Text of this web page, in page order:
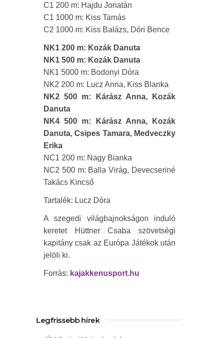
C1 200 m: Hajdu Jonatán
C1 1000 m: Kiss Tamás
C2 1000 m: Kiss Balázs, Dóri Bence
NK1 200 m: Kozák Danuta
NK1 500 m: Kozák Danuta
NK1 5000 m: Bodonyi Dóra
NK2 200 m: Lucz Anna, Kiss Blanka
NK2 500 m: Kárász Anna, Kozák
Danuta
NK4 500 m: Kárász Anna, Kozák
Danuta, Csipes Tamara, Medveczky
Erika
NC1 200 m: Nagy Bianka
NC2 500 m: Balla Virág, Devecseriné
Takács Kincső
Tartalék: Lucz Dóra
A szegedi világbajnokságon induló
keretet Hüttner Csaba szövetségi
kapitány csak az Európa Játékok után
jelöli ki.
Forrás: kajakkenusport.hu
Legfrissebb hírek